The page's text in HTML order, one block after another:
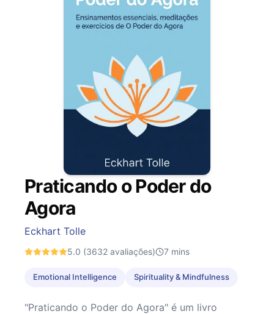
Praticando o Poder do
Agora
Eckhart Tolle
5.0 (3632 avaliações) 7 mins
Emotional Intelligence Spirituality & Mindfulness
"Praticando o Poder do Agora" é um livro